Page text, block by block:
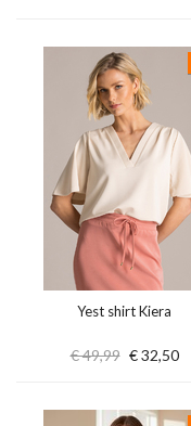
Yest shirt Kiera
€ 49,99 € 32,50